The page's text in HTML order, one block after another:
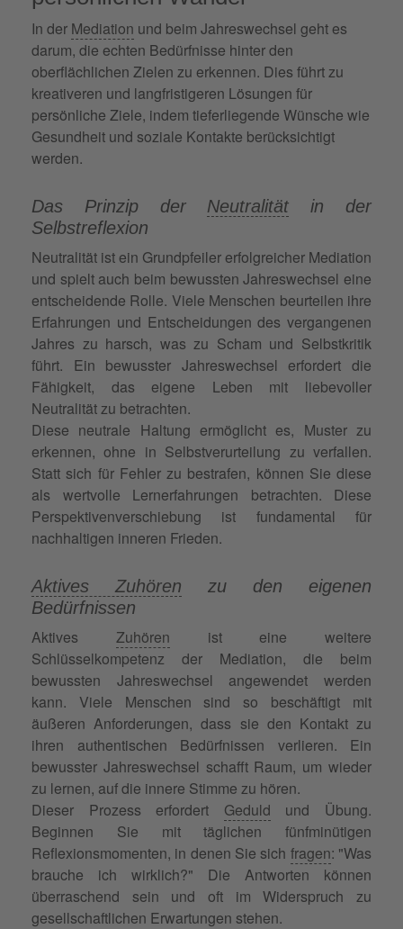
In der Mediation und beim Jahreswechsel geht es
darum, die echten Bedürfnisse hinter den
oberflächlichen Zielen zu erkennen. Dies führt zu
kreativeren und langfristigeren Lösungen für
persönliche Ziele, indem tieferliegende Wünsche wie
Gesundheit und soziale Kontakte berücksichtigt
werden.
Das Prinzip der Neutralität in der
Selbstreflexion
Neutralität ist ein Grundpfeiler erfolgreicher Mediation
und spielt auch beim bewussten Jahreswechsel eine
entscheidende Rolle. Viele Menschen beurteilen ihre
Erfahrungen und Entscheidungen des vergangenen
Jahres zu harsch, was zu Scham und Selbstkritik
führt. Ein bewusster Jahreswechsel erfordert die
Fähigkeit, das eigene Leben mit liebevoller
Neutralität zu betrachten.
Diese neutrale Haltung ermöglicht es, Muster zu
erkennen, ohne in Selbstverurteilung zu verfallen.
Statt sich für Fehler zu bestrafen, können Sie diese
als wertvolle Lernerfahrungen betrachten. Diese
Perspektivenverschiebung ist fundamental für
nachhaltigen inneren Frieden.
Aktives Zuhören zu den eigenen
Bedürfnissen
Aktives Zuhören ist eine weitere
Schlüsselkompetenz der Mediation, die beim
bewussten Jahreswechsel angewendet werden
kann. Viele Menschen sind so beschäftigt mit
äußeren Anforderungen, dass sie den Kontakt zu
ihren authentischen Bedürfnissen verlieren. Ein
bewusster Jahreswechsel schafft Raum, um wieder
zu lernen, auf die innere Stimme zu hören.
Dieser Prozess erfordert Geduld und Übung.
Beginnen Sie mit täglichen fünfminütigen
Reflexionsmomenten, in denen Sie sich fragen: "Was
brauche ich wirklich?" Die Antworten können
überraschend sein und oft im Widerspruch zu
gesellschaftlichen Erwartungen stehen.